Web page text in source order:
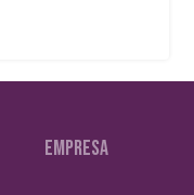
EMPRESA